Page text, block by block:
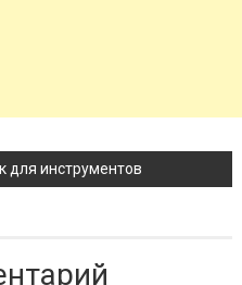
для инструментов